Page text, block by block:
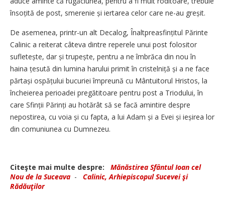
însoțită de post, smerenie și iertarea celor care ne-au greșit.
De asemenea, printr-un alt Decalog, Înalt­preasfințitul Părinte
Calinic a reiterat câteva dintre reperele unui post folositor
sufletește, dar și trupește, pentru a ne îmbrăca din nou în
haina țesută din lumina harului primit în cristelniță și a ne face
părtași ospățului bucu­riei împreună cu Mântuitorul Hristos, la
încheierea perioadei pregătitoare pentru post a Triodului, în
care Sfinții Părinți au hotărât să se facă amintire despre
nepostirea, cu voia și cu fapta, a lui Adam și a Evei și ieșirea lor
din comuniunea cu Dumnezeu.
Citeşte mai multe despre:
Mănăstirea Sfântul Ioan cel
Nou de la Suceava - Calinic, Arhiepiscopul Sucevei şi
Rădăuţilor